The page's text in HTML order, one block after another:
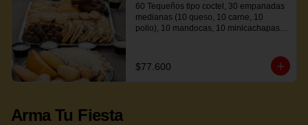
60 Tequeños tipo coctel, 30 empanadas
medianas (10 queso, 10 carne, 10
pollo), 10 mandocas, 10 minicachapas y
$77.600
Arma Tu Fiesta